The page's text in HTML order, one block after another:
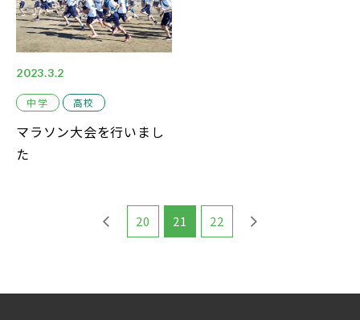
2023.3.2
中学 高校
マラソン大会を行いまし
た
20 21 22